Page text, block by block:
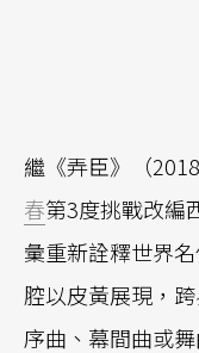
繼《弄臣》（
春第3度挑戰改編
彙重新詮釋世界
腔以皮黃展現，
序曲、幕間曲或